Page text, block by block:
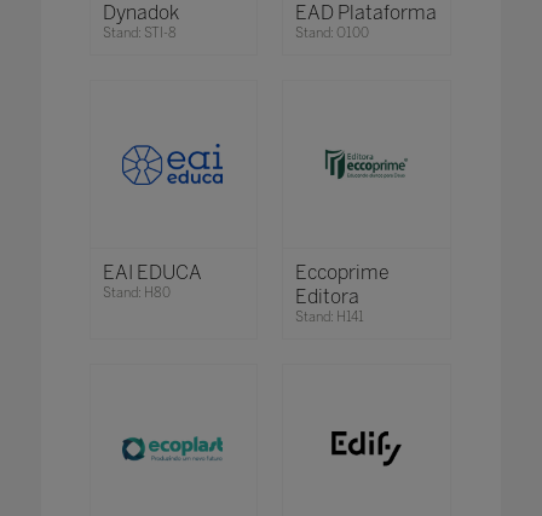
Dynadok
Stand: STI-8
EAD Plataforma
Stand: O100
EAI EDUCA
Stand: H80
Eccoprime
Editora
Stand: H141